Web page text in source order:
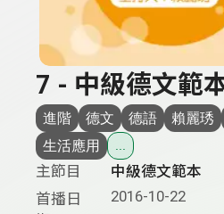
7 - 中級德文範
進階 德文 德語 賴麗琇
生活應用
...
主節目
中級德文範本
首播日
2016-10-22